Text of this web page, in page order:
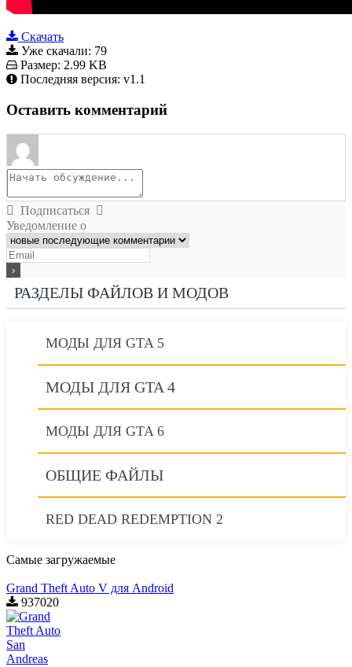
Скачать
Уже скачали: 79
Размер: 2.99 KB
Последняя версия: v1.1
Оставить комментарий
Подписаться
Уведомление о
РАЗДЕЛЫ ФАЙЛОВ И МОДОВ
МОДЫ ДЛЯ GTA 5
МОДЫ ДЛЯ GTA 4
МОДЫ ДЛЯ GTA 6
ОБЩИЕ ФАЙЛЫ
RED DEAD REDEMPTION 2
Самые загружаемые
Grand Theft Auto V для Android
937020